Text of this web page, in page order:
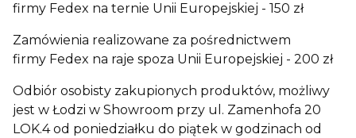
firmy Fedex na ternie Unii Europejskiej - 150 zł
Zamówienia realizowane za pośrednictwem
firmy Fedex na raje spoza Unii Europejskiej - 200 zł
Odbiór osobisty zakupionych produktów, możliwy
jest w Łodzi w Showroom przy ul. Zamenhofa 20
LOK.4 od poniedziałku do piątek w godzinach od